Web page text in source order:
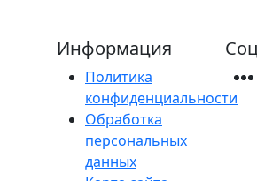
Информация
Политика
конфиденциальности
Обработка
персональных
данных